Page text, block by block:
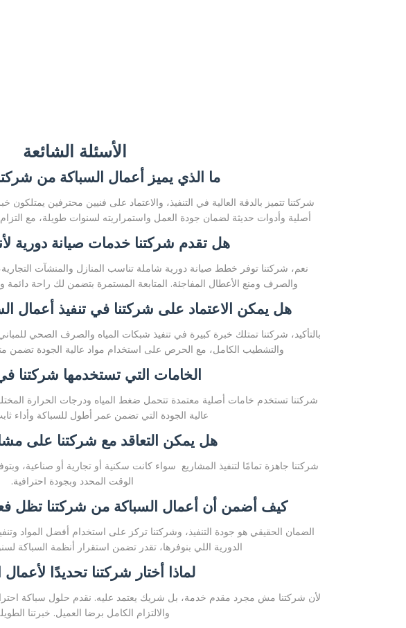
الأسئلة الشائعة
ما الذي يميز أعمال السباكة من
شركتنا تتميز بالدقة العالية في التنفيذ، والاعتماد على فنيين محترفين
أصلية وأدوات حديثة لضمان جودة العمل واستمراريته لسنوات طويلة، مع
هل تقدم شركتنا خدمات صيانة دورية
نعم، شركتنا توفر خطط صيانة دورية شاملة تناسب المنازل والمنشآت
والصرف ومنع الأعطال المفاجئة. المتابعة المستمرة بتضمن لك راحة
هل يمكن الاعتماد على شركتنا في تنفيذ أعمال
بالتأكيد، شركتنا تمتلك خبرة كبيرة في تنفيذ شبكات المياه والصرف الصحي
والتشطيب الكامل، مع الحرص على استخدام مواد عالية الجودة تضمن
الخامات التي تستخدمها شركتنا
شركتنا تستخدم خامات أصلية معتمدة تتحمل ضغط المياه ودرجات الحرارة
عالية الجودة التي تضمن عمر أطول للسباكة وأداء
هل يمكن التعاقد مع شركتنا على
شركتنا جاهزة تمامًا لتنفيذ المشاريع سواء كانت سكنية أو تجارية أو صناعية،
الوقت المحدد وبجودة احترافية.
كيف أضمن أن أعمال السباكة من شركتنا تظل
الضمان الحقيقي هو جودة التنفيذ، وشركتنا تركز على استخدام أفضل المواد
الدورية اللي بنوفرها، تقدر تضمن استقرار أنظمة السباكة
لماذا أختار شركتنا تحديدًا
لأن شركتنا مش مجرد مقدم خدمة، بل شريك يعتمد عليه. نقدم حلول سباكة
والالتزام الكامل برضا العميل. خبرتنا